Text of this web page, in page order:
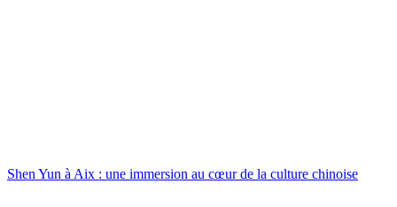
Shen Yun à Aix : une immersion au cœur de la culture chinoise